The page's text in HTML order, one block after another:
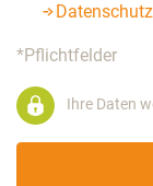
*Pflichtfelder
Ihre Daten